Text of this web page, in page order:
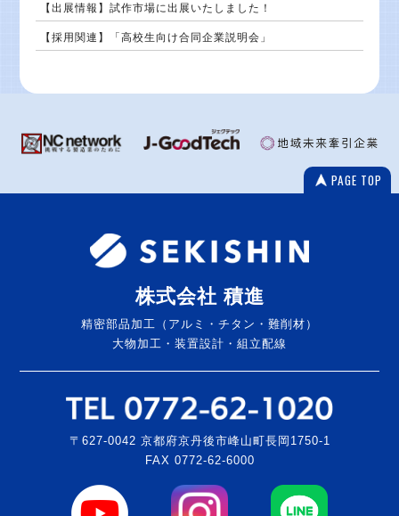
【出展情報】試作市場に出展いたしました！
【採用関連】「高校生向け合同企業説明会」
PAGE TOP
株式会社 積進
精密部品加工（アルミ・チタン・難削材）
大物加工・装置設計・組立配線
〒627-0042 京都府京丹後市峰山町長岡1750-1
FAX 0772-62-6000